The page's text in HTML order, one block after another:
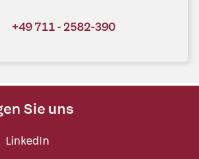
+49 711 - 2582-390
Sie uns
LinkedIn